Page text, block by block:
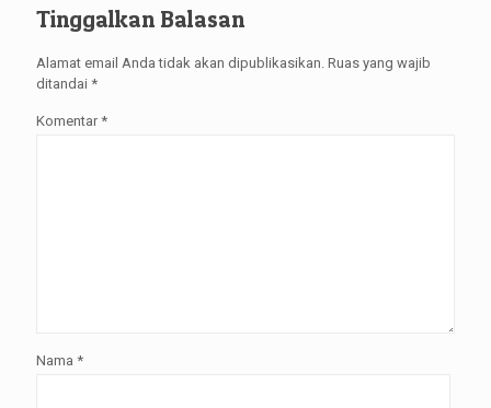
Tinggalkan Balasan
Alamat email Anda tidak akan dipublikasikan. Ruas yang wajib
ditandai *
Komentar *
Nama *